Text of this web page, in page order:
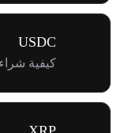
USDC
كيفية شراء USDC